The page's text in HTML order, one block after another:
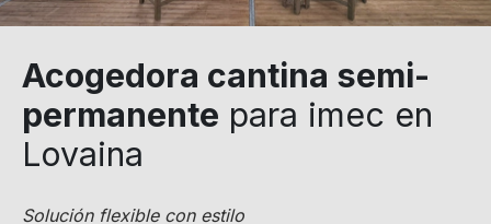
Acogedora cantina semi-
permanente para imec en
Lovaina
Solución flexible con estilo